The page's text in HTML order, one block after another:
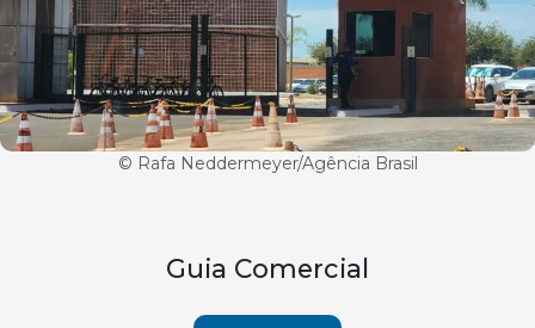
© Rafa Neddermeyer/Agência Brasil
Guia Comercial